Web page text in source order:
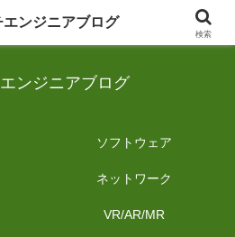
。商品レビューやDIYの作業内容も投稿しま
ンジニアブログ
ソフトウェア
ネットワーク
VR/AR/MR
エンジニアブログ
検索